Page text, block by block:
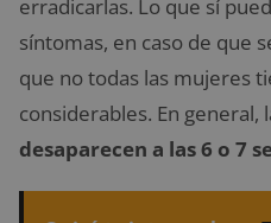
erradicarlas. Lo que sí
síntomas, en caso de que
que no todas las mujeres
considerables. En general,
desaparecen a las 6 o 7